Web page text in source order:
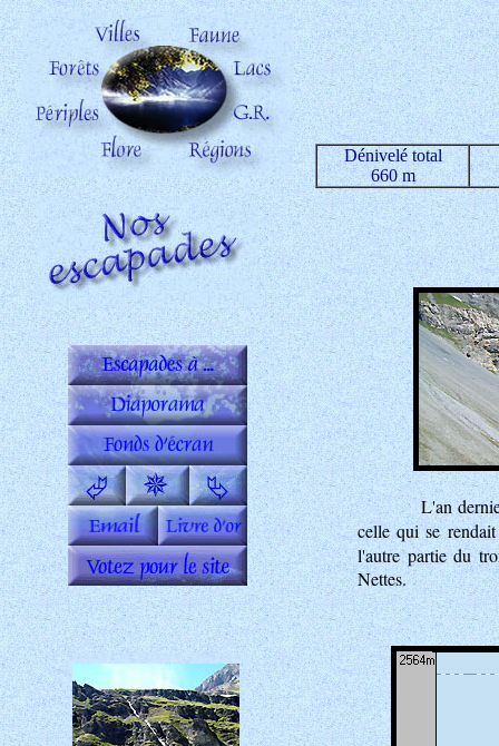
Dénivelé total
660 m
L'an
celle qui se
l'autre partie du
Nettes.